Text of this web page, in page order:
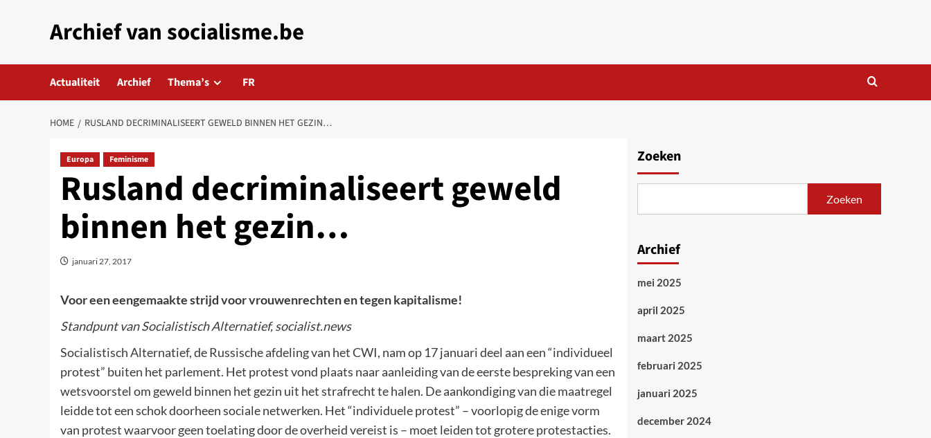
Archief van socialisme.be
Actualiteit Archief Thema’s FR
HOME RUSLAND DECRIMINALISEERT GEWELD BINNEN HET GEZIN…
Europa Feminisme
Rusland decriminaliseert geweld
binnen het gezin…
januari 27, 2017
Voor een eengemaakte strijd voor vrouwenrechten en tegen kapitalisme!
Standpunt van Socialistisch Alternatief, socialist.news
Socialistisch Alternatief, de Russische afdeling van het CWI, nam op 17 januari deel aan een “individueel
protest” buiten het parlement. Het protest vond plaats naar aanleiding van de eerste bespreking van een
wetsvoorstel om geweld binnen het gezin uit het strafrecht te halen. De aankondiging van die maatregel
leidde tot een schok doorheen sociale netwerken. Het “individuele protest” – voorlopig de enige vorm
van protest waarvoor geen toelating door de overheid vereist is – moet leiden tot grotere protestacties.
Zoeken
Zoeken
Archief
mei 2025
april 2025
maart 2025
februari 2025
januari 2025
december 2024